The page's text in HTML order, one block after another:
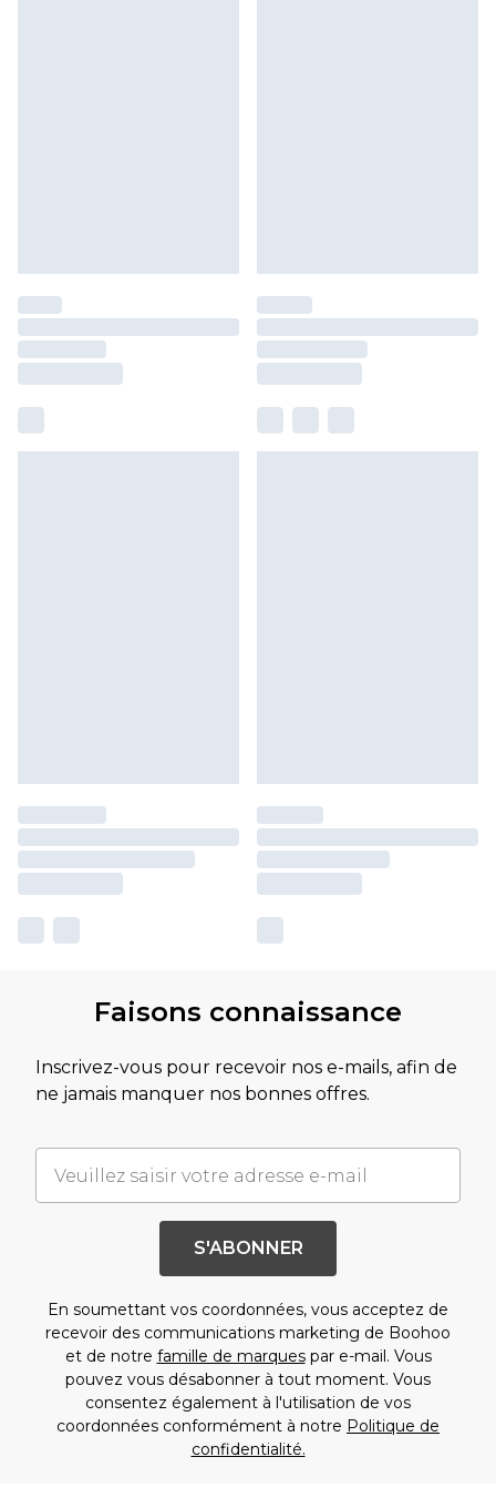
Faisons connaissance
Inscrivez-vous pour recevoir nos e-mails, afin de
ne jamais manquer nos bonnes offres.
S'ABONNER
En soumettant vos coordonnées, vous acceptez de
recevoir des communications marketing de Boohoo
et de notre famille de marquespar e-mail. Vous
pouvez vous désabonner à tout moment. Vous
consentez également à l'utilisation de vos
coordonnées conformément à notre Politique de
confidentialité.